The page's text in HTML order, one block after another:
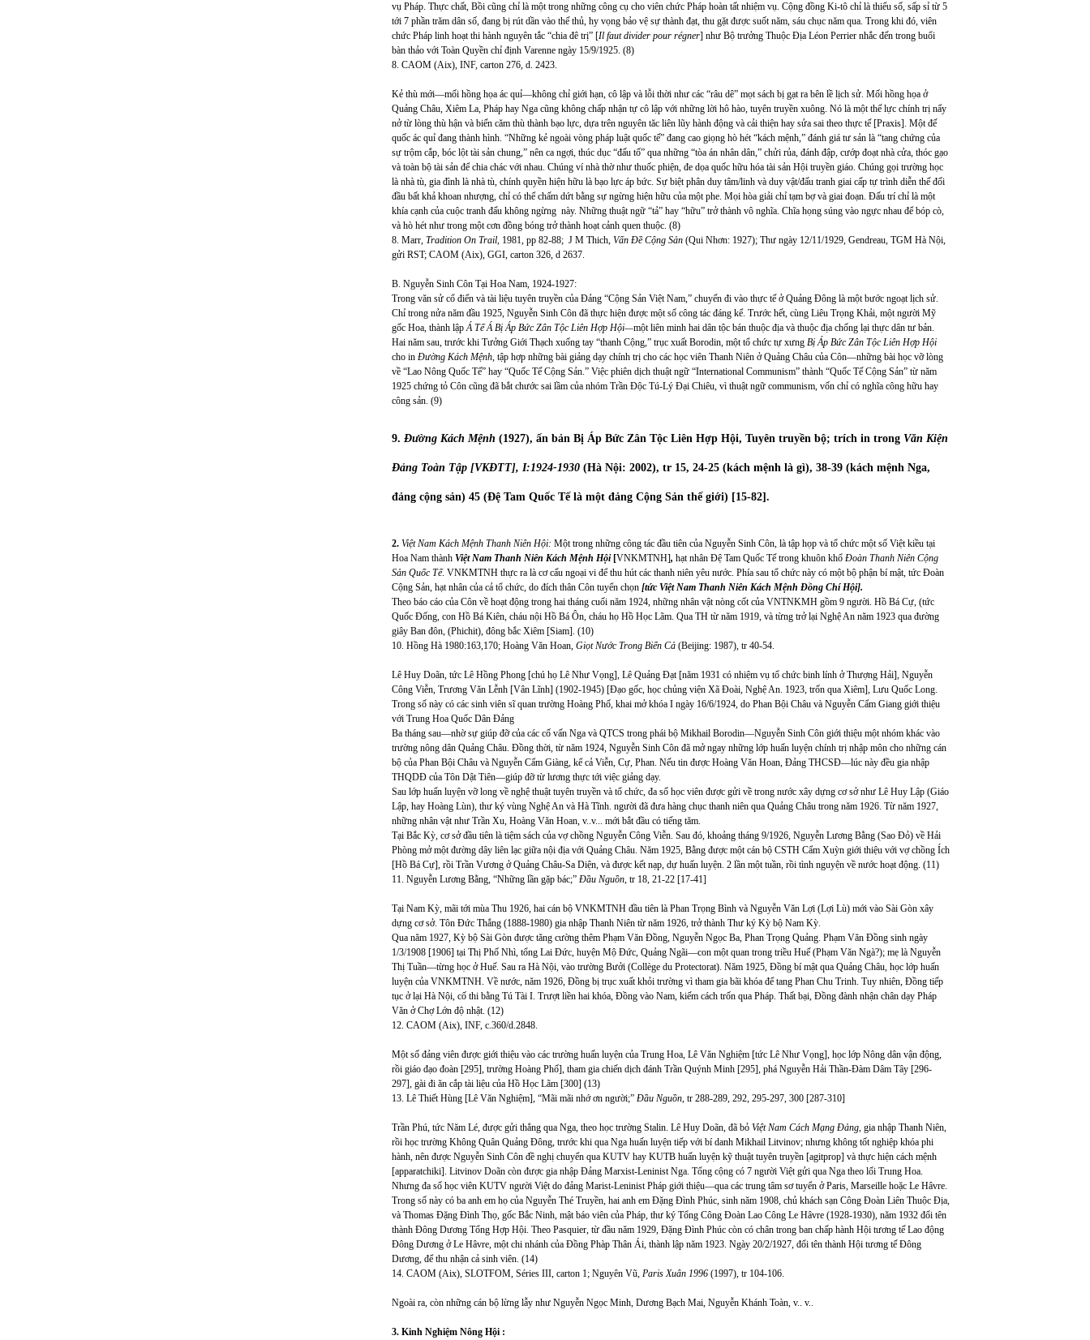
vụ Pháp. Thực chất, Bồi cũng chỉ là một trong những công cụ cho viên chức Pháp hoàn tất nhiệm vụ. Cộng đồng Ki-tô chỉ là thiểu số, sấp sỉ từ 5
tới 7 phần trăm dân số, đang bị rút dần vào thế thủ, hy vọng bảo vệ sự thành đạt, thu gặt được suốt năm, sáu chục năm qua. Trong khi đó, viên
chức Pháp linh hoạt thi hành nguyên tắc “chia đê trị” [Il faut divider pour régner] như Bộ trưởng Thuộc Địa Léon Perrier nhắc đến trong buổi
bàn thảo với Toàn Quyền chỉ định Varenne ngày 15/9/1925. (8)
8. CAOM (Aix), INF, carton 276, d. 2423.
Kẻ thù mới—mối hồng họa ác quỉ—không chỉ giới hạn, cô lập và lỗi thời như các “râu dê” mọt sách bị gạt ra bên lề lịch sử. Mối hồng họa ở
Quảng Châu, Xiêm La, Pháp hay Nga cũng không chấp nhận tự cô lập với những lời hô hào, tuyên truyền xuông. Nó là một thế lực chính trị nẩy
nở từ lòng thù hận và biến căm thù thành bạo lực, dựa trên nguyên tăc liên lũy hành động và cải thiện hay sửa sai theo thực tế [Praxis]. Một đế
quốc ác quỉ đang thành hình. “Những kẻ ngoài vòng pháp luật quốc tế” đang cao giọng hò hét “kách mệnh,” đánh giá tư sản là “tang chứng của
sự trộm cắp, bóc lột tài sản chung,” nên ca ngợi, thúc dục “đấu tố” qua những “tòa án nhân dân,” chửi rủa, đánh đập, cướp đoạt nhà cửa, thóc gạo
và toàn bộ tài sản để chia chác với nhau. Chúng ví nhà thờ như thuốc phiện, đe dọa quốc hữu hóa tài sản Hội truyền giáo. Chúng gọi trường học
là nhà tù, gia đình là nhà tù, chính quyền hiện hữu là bạo lực áp bức. Sự biệt phân duy tâm/linh và duy vật/đấu tranh giai cấp tự trình diễn thế đối
đầu bất khả khoan nhượng, chỉ có thể chấm dứt bằng sự ngừng hiện hữu của một phe. Mọi hòa giải chỉ tạm bợ và giai đoạn. Đấu trí chỉ là một
khía cạnh của cuộc tranh đấu không ngừng này. Những thuật ngữ “tả” hay “hữu” trở thành vô nghĩa. Chĩa họng súng vào ngực nhau để bóp cò,
và hò hét như trong một cơn đồng bóng trở thành hoạt cảnh quen thuộc. (8)
8. Marr, Tradition On Trail, 1981, pp 82-88; J M Thich, Vấn Đề Cộng Sản (Qui Nhơn: 1927); Thư ngày 12/11/1929, Gendreau, TGM Hà Nội,
gửi RST; CAOM (Aix), GGI, carton 326, d 2637.
B. Nguyễn Sinh Côn Tại Hoa Nam, 1924-1927:
Trong văn sử cổ điển và tài liệu tuyên truyền của Đảng “Cộng Sản Việt Nam,” chuyến đi vào thực tế ở Quảng Đông là một bước ngoạt lịch sử.
Chỉ trong nửa năm đầu 1925, Nguyễn Sinh Côn đã thực hiện được một số công tác đáng kể. Trước hết, cùng Liêu Trọng Khải, một người Mỹ
gốc Hoa, thành lậpÁ Tế Á Bị Áp Bức Zân Tộc Liên Hợp Hội—một liên minh hai dân tộc bán thuộc địa và thuộc địa chống lại thực dân tư bản.
Hai năm sau, trước khi Tưởng Giới Thạch xuống tay “thanh Cộng,” trục xuất Borodin, một tổ chức tự xưng Bị Áp Bức Zân Tộc Liên Hợp Hội
cho in Đường Kách Mệnh, tập hợp những bài giảng dạy chính trị cho các học viên Thanh Niên ở Quảng Châu của Côn—những bài học vỡ lòng
về “Lao Nông Quốc Tế” hay “Quốc Tế Cộng Sản.” Việc phiên dịch thuật ngữ “International Communism” thành “Quốc Tế Cộng Sản” từ năm
1925 chứng tỏ Côn cũng đã bắt chước sai lầm của nhóm Trần Độc Tú-Lý Đại Chiêu, vì thuật ngữ communism, vốn chỉ có nghĩa công hữu hay
công sản. (9)
9. Đường Kách Mệnh (1927), ấn bản Bị Áp Bức Zân Tộc Liên Hợp Hội, Tuyên truyền bộ; trích in trong Văn Kiện
Đảng Toàn Tập [VKĐTT], I:1924-1930 (Hà Nội: 2002), tr 15, 24-25 (kách mệnh là gì), 38-39 (kách mệnh Nga,
đảng cộng sản) 45 (Đệ Tam Quốc Tế là một đảng Cộng Sản thế giới) [15-82].
2. Việt Nam Kách Mệnh Thanh Niên Hội: Một trong những công tác đầu tiên của Nguyễn Sinh Côn, là tập họp và tổ chức một số Việt kiều tại
Hoa Nam thành Việt Nam Thanh Niên Kách Mệnh Hội [VNKMTNH], hạt nhân Đệ Tam Quốc Tế trong khuôn khổ Đoàn Thanh Niên Cộng
Sản Quốc Tế. VNKMTNH thực ra là cơ cấu ngoại vi để thu hút các thanh niên yêu nước. Phía sau tổ chức này có một bộ phận bí mật, tức Đoàn
Cộng Sản, hạt nhân của cả tổ chức, do đích thân Côn tuyển chọn [tức Việt Nam Thanh Niên Kách Mệnh Đồng Chí Hội].
Theo báo cáo của Côn về hoạt động trong hai tháng cuối năm 1924, những nhân vật nòng cốt của VNTNKMH gồm 9 người. Hồ Bá Cự, (tức
Quốc Đống, con Hồ Bá Kiên, cháu nội Hồ Bá Ôn, cháu họ Hồ Học Lãm. Qua TH từ năm 1919, và từng trở lại Nghệ An năm 1923 qua đường
giây Ban đôn, (Phichit), đông bắc Xiêm [Siam]. (10)
10. Hồng Hà 1980:163,170; Hoàng Văn Hoan, Giọt Nước Trong Biển Cả (Beijing: 1987), tr 40-54.
Lê Huy Doãn, tức Lê Hồng Phong [chú họ Lê Như Vọng], Lê Quảng Đạt [năm 1931 có nhiệm vụ tổ chức binh lính ở Thượng Hải], Nguyễn
Công Viễn, Trương Văn Lễnh [Vân Lĩnh] (1902-1945) [Đạo gốc, học chủng viện Xã Đoài, Nghệ An. 1923, trốn qua Xiêm], Lưu Quốc Long.
Trong số này có các sinh viên sĩ quan trường Hoàng Phố, khai mở khóa I ngày 16/6/1924, do Phan Bội Châu và Nguyễn Cẩm Giang giới thiệu
với Trung Hoa Quốc Dân Đảng
Ba tháng sau—nhờ sự giúp đỡ của các cố vấn Nga và QTCS trong phái bộ Mikhail Borodin—Nguyễn Sinh Côn giới thiệu một nhóm khác vào
trường nông dân Quảng Châu. Đồng thời, từ năm 1924, Nguyễn Sinh Côn đã mở ngay những lớp huấn luyện chính trị nhập môn cho những cán
bộ của Phan Bội Châu và Nguyễn Cẩm Giàng, kể cả Viễn, Cự, Phan. Nếu tin được Hoàng Văn Hoan, Đảng THCSĐ—lúc này đều gia nhập
THQDĐ của Tôn Dật Tiên—giúp đỡ từ lương thực tới việc giảng dạy.
Sau lớp huấn luyện vỡ long về nghệ thuật tuyên truyền và tổ chức, đa số học viên được gửi về trong nước xây dựng cơ sở như Lê Huy Lập (Giáo
Lập, hay Hoàng Lùn), thư ký vùng Nghệ An và Hà Tĩnh. người đã đưa hàng chục thanh niên qua Quảng Châu trong năm 1926. Từ năm 1927,
những nhân vật như Trần Xu, Hoàng Văn Hoan, v..v... mới bắt đầu có tiếng tăm.
Tại Bắc Kỳ, cơ sở đầu tiên là tiệm sách của vợ chồng Nguyễn Công Viễn. Sau đó, khoảng tháng 9/1926, Nguyễn Lương Bằng (Sao Đỏ) về Hải
Phòng mở một đường dây liên lạc giữa nội địa với Quảng Châu. Năm 1925, Bằng được một cán bộ CSTH Cẩm Xuỳn giới thiệu với vợ chồng Ích
[Hồ Bá Cự], rồi Trần Vương ở Quảng Châu-Sa Diện, và được kết nạp, dự huấn luyện. 2 lần một tuần, rồi tình nguyện về nước hoạt động. (11)
11. Nguyễn Lương Bằng, “Những lần gặp bác;” Đầu Nguồn, tr 18, 21-22 [17-41]
Tại Nam Kỳ, mãi tới mùa Thu 1926, hai cán bộ VNKMTNH đầu tiên là Phan Trọng Bình và Nguyễn Văn Lợi (Lợi Lù) mới vào Sài Gòn xây
dựng cơ sở. Tôn Đức Thắng (1888-1980) gia nhập Thanh Niên từ năm 1926, trở thành Thư ký Kỳ bộ Nam Kỳ.
Qua năm 1927, Kỳ bộ Sài Gòn được tăng cường thêm Phạm Văn Đồng, Nguyễn Ngọc Ba, Phan Trọng Quảng. Phạm Văn Đồng sinh ngày
1/3/1908 [1906] tại Thị Phố Nhì, tổng Lai Đức, huyện Mộ Đức, Quảng Ngãi—con một quan trong triều Huế (Phạm Văn Ngà?); mẹ là Nguyễn
Thị Tuần—từng học ở Huế. Sau ra Hà Nội, vào trường Bưởi (Collège du Protectorat). Năm 1925, Đồng bí mật qua Quảng Châu, học lớp huấn
luyện của VNKMTNH. Về nước, năm 1926, Đồng bị trục xuất khỏi trường vì tham gia bãi khóa để tang Phan Chu Trinh. Tuy nhiên, Đồng tiếp
tục ở lại Hà Nội, cố thi bằng Tú Tài I. Trượt liền hai khóa, Đồng vào Nam, kiếm cách trốn qua Pháp. Thất bại, Đồng đành nhận chân dạy Pháp
Văn ở Chợ Lớn độ nhật. (12)
12. CAOM (Aix), INF, c.360/d.2848.
Một số đảng viên được giới thiệu vào các trường huấn luyện của Trung Hoa, Lê Văn Nghiệm [tức Lê Như Vọng], học lớp Nông dân vận động,
rồi giáo đạo đoàn [295], trường Hoàng Phố], tham gia chiến dịch đánh Trần Quýnh Minh [295], phá Nguyễn Hải Thần-Đàm Dâm Tây [296-
297], gài đi ăn cắp tài liệu của Hồ Học Lãm [300] (13)
13. Lê Thiết Hùng [Lê Văn Nghiệm], “Mãi mãi nhớ ơn người;” Đầu Nguồn, tr 288-289, 292, 295-297, 300 [287-310]
Trần Phú, tức Năm Lé, được gửi thẳng qua Nga, theo học trường Stalin. Lê Huy Doãn, đã bỏ Việt Nam Cách Mạng Đảng, gia nhập Thanh Niên,
rồi học trường Không Quân Quảng Đông, trước khi qua Nga huấn luyện tiếp với bí danh Mikhail Litvinov; nhưng không tốt nghiệp khóa phi
hành, nên được Nguyễn Sinh Côn đề nghị chuyển qua KUTV hay KUTB huấn luyện kỹ thuật tuyên truyền [agitprop] và thực hiện cách mệnh
[apparatchiki]. Litvinov Doãn còn được gia nhập Đảng Marxist-Leninist Nga. Tổng cộng có 7 người Việt gửi qua Nga theo lối Trung Hoa.
Nhưng đa số học viên KUTV người Việt do đảng Marist-Leninist Pháp giới thiệu—qua các trung tâm sơ tuyển ở Paris, Marseille hoặc Le Hâvre.
Trong số này có ba anh em họ của Nguyễn Thé Truyền, hai anh em Đặng Đình Phúc, sinh năm 1908, chủ khách sạn Công Đoàn Liên Thuộc Địa,
và Thomas Đặng Đình Thọ, gốc Bắc Ninh, mật báo viên của Pháp, thư ký Tổng Công Đoàn Lao Công Le Hâvre (1928-1930), năm 1932 đổi tên
thành Đông Dương Tổng Hợp Hội. Theo Pasquier, từ đầu năm 1929, Đặng Đình Phúc còn có chân trong ban chấp hành Hội tương tế Lao động
Đông Dương ở Le Hâvre, một chi nhánh của Đồng Phàp Thân Ái, thành lập năm 1923. Ngày 20/2/1927, đổi tên thành Hội tương tế Đông
Dương, để thu nhận cả sinh viên. (14)
14. CAOM (Aix), SLOTFOM, Séries III, carton 1; Nguyên Vũ, Paris Xuân 1996 (1997), tr 104-106.
Ngoài ra, còn những cán bộ lừng lẫy như Nguyễn Ngọc Minh, Dương Bạch Mai, Nguyễn Khánh Toàn, v.. v..
3. Kinh Nghiệm Nông Hội :